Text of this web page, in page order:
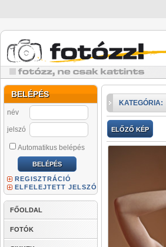
BELÉPÉS
név
jelszó
Automatikus belépés
REGISZTRÁCIÓ
ELFELEJTETT JELSZÓ
FŐOLDAL
FOTÓK
KATEGÓRIA:
ELŐZŐ KÉP